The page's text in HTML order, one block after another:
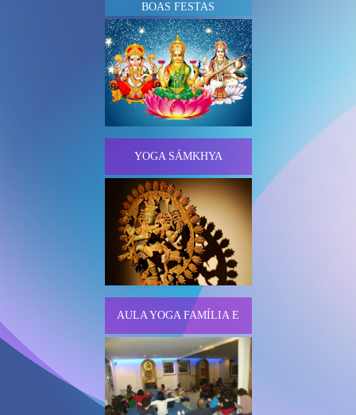
BOAS FESTAS
YOGA SÁMKHYA
AULA YOGA FAMÍLIA E
AMIGOS